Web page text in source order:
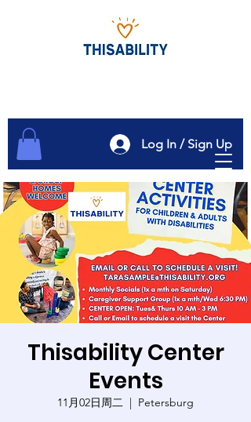
Log In / Sign Up
Thisability Center
Events
11月02日周二
  |
Petersburg